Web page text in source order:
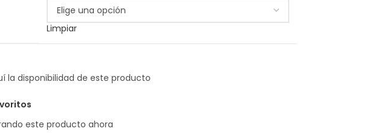
Limpiar
este producto ahora